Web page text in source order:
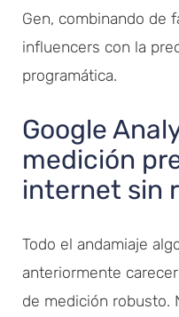
Gen, combinando de
influencers con la
programática.
Google
medición
internet sin
Todo el andamiaje
anteriormente
de medición robusto.